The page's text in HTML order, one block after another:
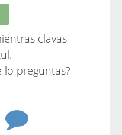
clavas
lo preguntas?